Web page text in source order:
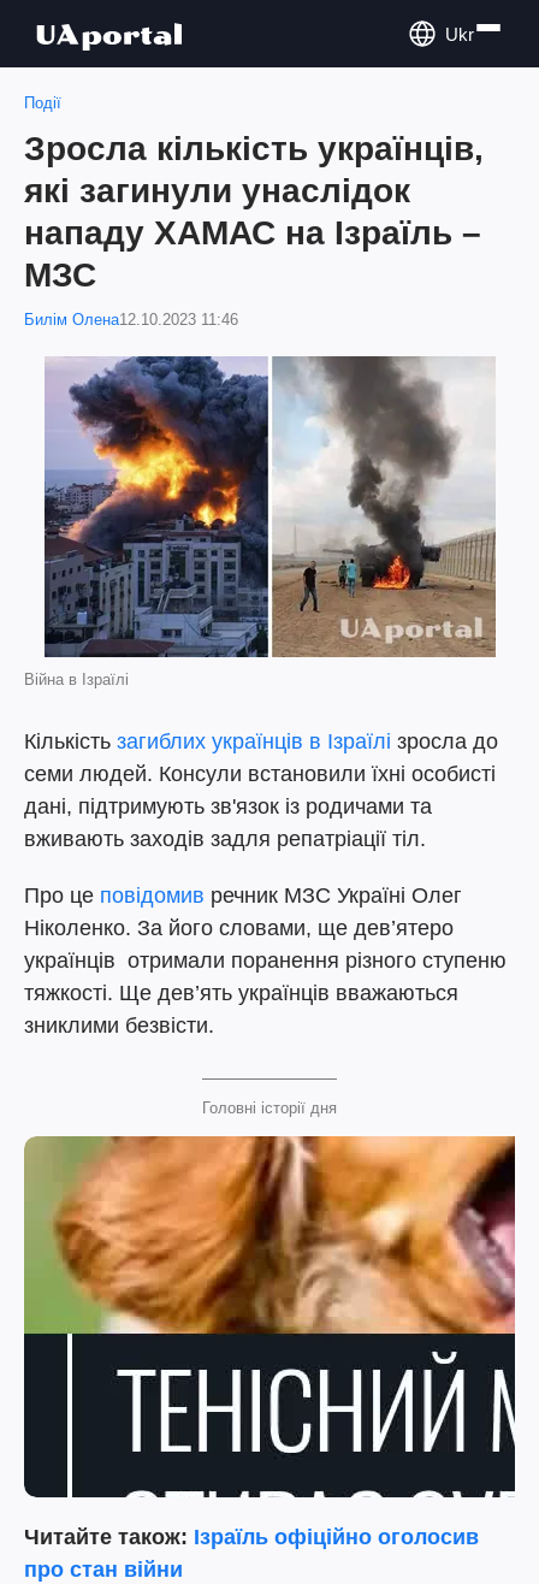
Ukr
Події
Зросла кількість українців,
які загинули унаслідок
нападу ХАМАС на Ізраїль –
МЗС
Билім Олена12.10.2023 11:46
Війна в Ізраїлі
Кількість загиблих українців в Ізраїлі зросла до
семи людей. Консули встановили їхні особисті
дані, підтримують зв'язок із родичами та
вживають заходів задля репатріації тіл.
Про це повідомив речник МЗС Україні Олег
Ніколенко. За його словами, ще дев’ятеро
українців отримали поранення різного ступеню
тяжкості. Ще дев’ять українців вважаються
зниклими безвісти.
Головні історії дня
Читайте також: Ізраїль офіційно оголосив
про стан війни